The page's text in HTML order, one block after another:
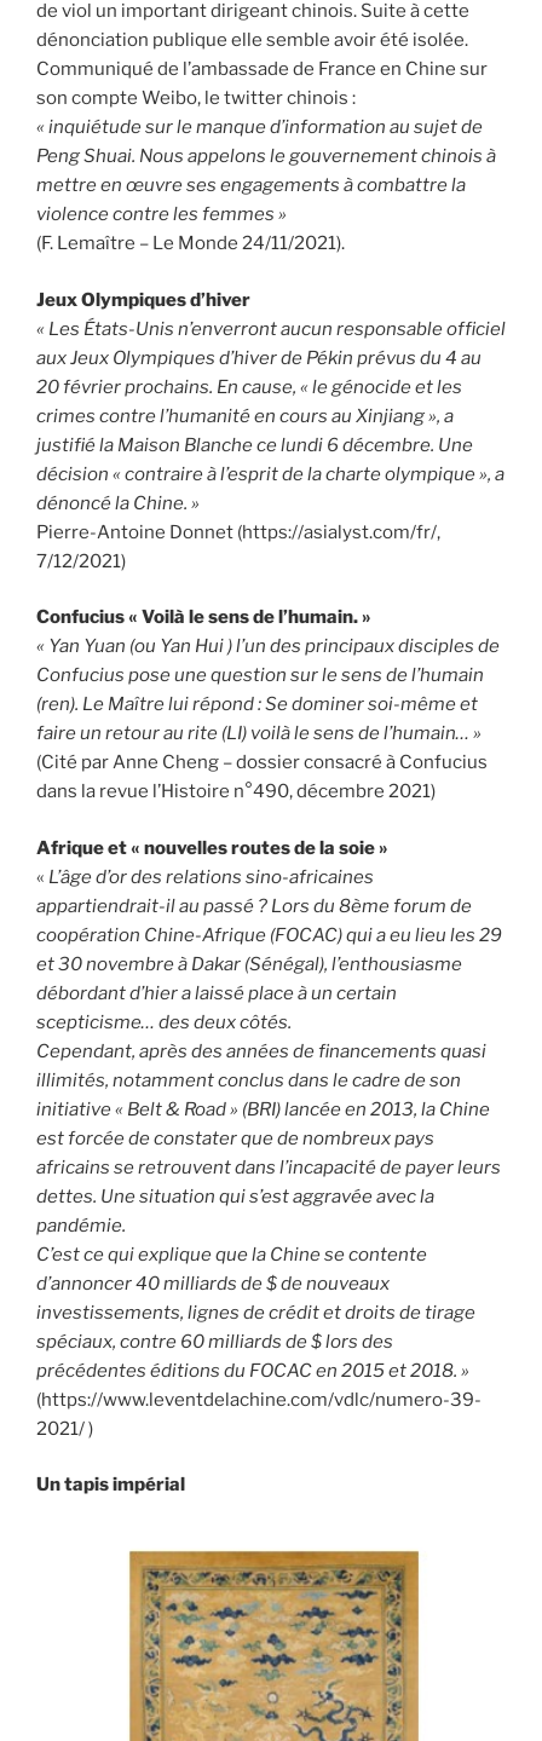
de viol un important dirigeant chinois. Suite à cette
dénonciation publique elle semble avoir été isolée.
Communiqué de l’ambassade de France en Chine sur
son compte Weibo, le twitter chinois :
« inquiétude sur le manque d’information au sujet de
Peng Shuai. Nous appelons le gouvernement chinois à
mettre en œuvre ses engagements à combattre la
violence contre les femmes »
(F. Lemaître – Le Monde 24/11/2021).
Jeux Olympiques d’hiver
« Les États-Unis n’enverront aucun responsable officiel
aux Jeux Olympiques d’hiver de Pékin prévus du 4 au
20 février prochains. En cause, « le génocide et les
crimes contre l’humanité en cours au Xinjiang », a
justifié la Maison Blanche ce lundi 6 décembre. Une
décision « contraire à l’esprit de la charte olympique », a
dénoncé la Chine. »
Pierre-Antoine Donnet (https://asialyst.com/fr/,
7/12/2021)
Confucius « Voilà le sens de l’humain. »
« Yan Yuan (ou Yan Hui ) l’un des principaux disciples de
Confucius pose une question sur le sens de l’humain
(ren). Le Maître lui répond : Se dominer soi-même et
faire un retour au rite (LI) voilà le sens de l’humain… »
(Cité par Anne Cheng – dossier consacré à Confucius
dans la revue l’Histoire n°490, décembre 2021)
Afrique et « nouvelles routes de la soie »
« L’âge d’or des relations sino-africaines
appartiendrait-il au passé ? Lors du 8ème forum de
coopération Chine-Afrique (FOCAC) qui a eu lieu les 29
et 30 novembre à Dakar (Sénégal), l’enthousiasme
débordant d’hier a laissé place à un certain
scepticisme… des deux côtés.
Cependant, après des années de financements quasi
illimités, notamment conclus dans le cadre de son
initiative « Belt & Road » (BRI) lancée en 2013, la Chine
est forcée de constater que de nombreux pays
africains se retrouvent dans l’incapacité de payer leurs
dettes. Une situation qui s’est aggravée avec la
pandémie.
C’est ce qui explique que la Chine se contente
d’annoncer 40 milliards de $ de nouveaux
investissements, lignes de crédit et droits de tirage
spéciaux, contre 60 milliards de $ lors des
précédentes éditions du FOCAC en 2015 et 2018. »
(https://www.leventdelachine.com/vdlc/numero-39-
2021/ )
Un tapis impérial